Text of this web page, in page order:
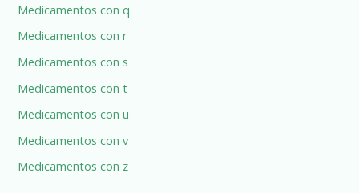
Medicamentos con q
Medicamentos con r
Medicamentos con s
Medicamentos con t
Medicamentos con u
Medicamentos con v
Medicamentos con z